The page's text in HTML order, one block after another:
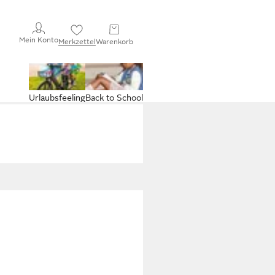
Mein KontoMerkzettelWarenkorb
Back to School
Urlaubsfeeling